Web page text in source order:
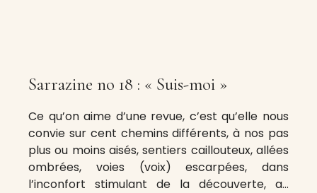
Sarrazine no 18 : « Suis-moi »
Ce qu’on aime d’une revue, c’est qu’elle nous
convie sur cent chemins différents, à nos pas
plus ou moins aisés, sentiers caillouteux, allées
ombrées, voies (voix) escarpées, dans
l’inconfort stimulant de la découverte, au